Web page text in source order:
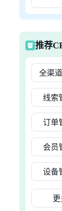
推荐
全渠
线索
订单
会员
设备